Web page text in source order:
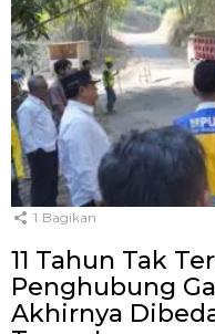
1 Bagikan
11 Tahun Tak
Penghubung
Akhirnya